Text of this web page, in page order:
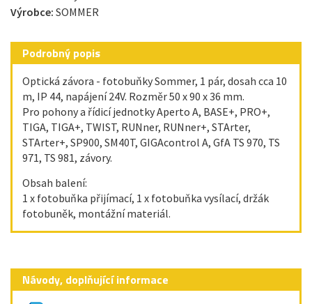
Výrobce: SOMMER
Podrobný popis
Optická závora - fotobuňky Sommer, 1 pár, dosah cca 10
m, IP 44, napájení 24V. Rozměr 50 x 90 x 36 mm.
Pro pohony a řídicí jednotky Aperto A, BASE+, PRO+,
TIGA, TIGA+, TWIST, RUNner, RUNner+, STArter,
STArter+, SP900, SM40T, GIGAcontrol A, GfA TS 970, TS
971, TS 981, závory.
Obsah balení:
1 x fotobuňka přijímací, 1 x fotobuňka vysílací, držák
fotobuněk, montážní materiál.
Návody, doplňující informace